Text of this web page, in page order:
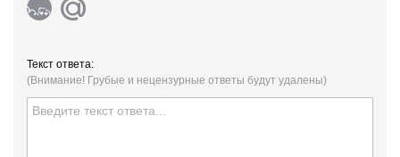
Текст ответа:
(Внимание! Грубые и нецензурные ответы будут удалены)